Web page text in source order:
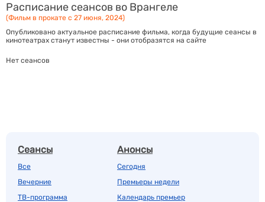
Расписание сеансов во Врангеле
(Фильм в прокате с 27 июня, 2024)
Опубликовано актуальное расписание фильма, когда будущие сеансы в
кинотеатрах станут известны - они отобразятся на сайте
Нет сеансов
Сеансы
Все
Вечерние
ТВ-программа
Анонсы
Сегодня
Премьеры недели
Календарь премьер